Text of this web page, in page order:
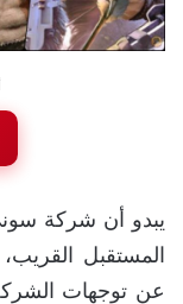
يبدو أن شركة
المستقبل
عن توجهات